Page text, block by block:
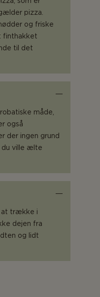
pizza.
og friske
finthakket
til det
måde,
også
der ingen grund
du ville ælte
at trække i
dejen fra
og lidt